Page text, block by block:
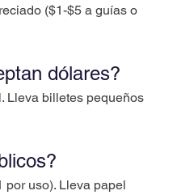
($1-$5 a guías o
dólares?
Lleva billetes pequeños
por uso). Lleva papel